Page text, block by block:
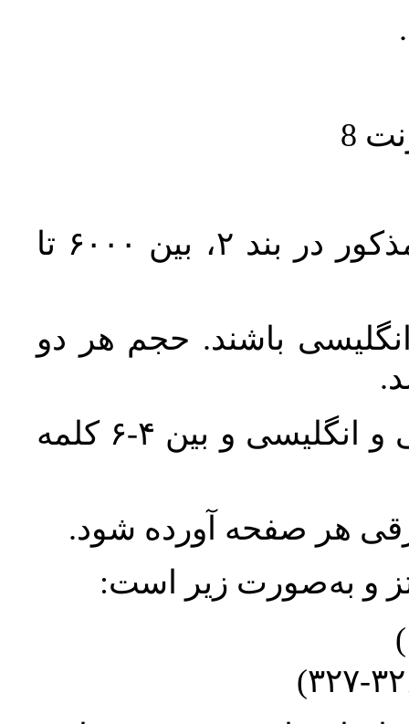
حجم کل مقاله با احتساب تمام بخش‌های مذکور در بند ۲، بین ۶۰۰۰ تا
باشند. حجم هر دو
واژگان کلیدی بلافاصله پس از چکیده فارسی و انگلیسی و بین ۴-۶ کلمه
هر صفحه آورده شود.
و به‌صورت زیر است: